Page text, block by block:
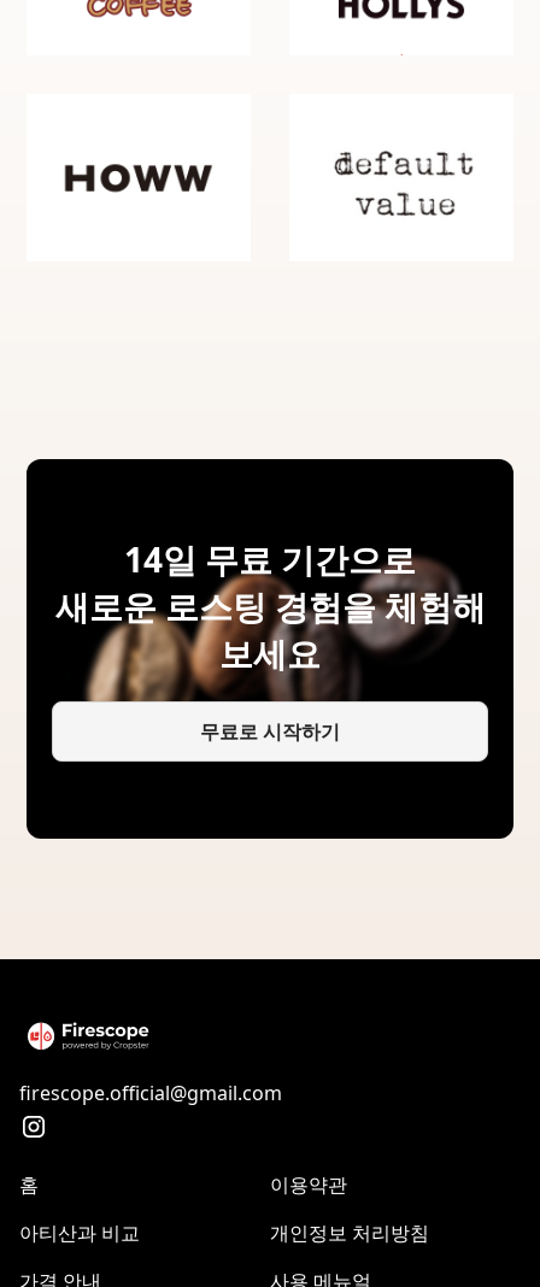
14일 무료 기간으로
새로운 로스팅 경험을 체험해
보세요
무료로 시작하기
firescope.official@gmail.com
홈
아티산과 비교
가격 안내
이용약관
개인정보 처리방침
사용 메뉴얼